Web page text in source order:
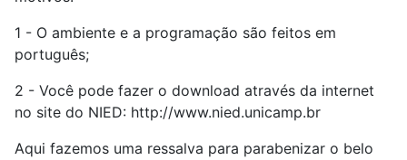
1 - O ambiente e a programação são feitos em
português;
2 - Você pode fazer o download através da internet
no site do NIED: http://www.nied.unicamp.br
Aqui fazemos uma ressalva para parabenizar o belo